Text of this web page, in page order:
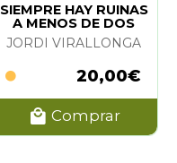
SIEMPRE HAY RUINAS
A MENOS DE DOS
HORAS. TOMO II
JORDI VIRALLONGA
20,00€
Comprar